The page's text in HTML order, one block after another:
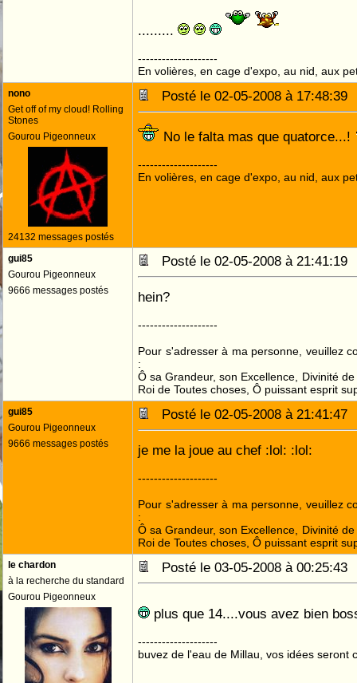
.........
--------------------
En volières, en cage d'expo, au nid, aux
nono
Get off of my cloud! Rolling
Stones
Gourou Pigeonneux
24132 messages postés
Posté le 02-05-2008 à
No le falta mas que quatorce...!
--------------------
En volières, en cage d'expo, au nid, aux
gui85
Gourou Pigeonneux
9666 messages postés
Posté le 02-05-2008 à
hein?
--------------------
Pour s'adresser à ma personne, veuillez
:
Ô sa Grandeur, son Excellence, Divinité
Roi de Toutes choses, Ô puissant esprit
gui85
Gourou Pigeonneux
9666 messages postés
Posté le 02-05-2008 à
je me la joue au chef :lol: :lol:
--------------------
Pour s'adresser à ma personne, veuillez
:
Ô sa Grandeur, son Excellence, Divinité
Roi de Toutes choses, Ô puissant esprit
le chardon
à la recherche du standard
Gourou Pigeonneux
Posté le 03-05-2008 à
plus que 14....vous avez bien
--------------------
buvez de l'eau de Millau, vos idées seront